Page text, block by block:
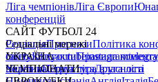
Ліга чемпіонівЛіга Європи
конференцій
САЙТ ФУТБОЛ 24
РедакціяПрогнозиПолітика
сайтуКонтактиПравила
політикаСтруктура власності
Соціальні мережі
facebookxyoutubeinstagram
УКРАЇНА
УкраїнаПерша лігаДруга ліга
ЧЕМПІОНАТИ